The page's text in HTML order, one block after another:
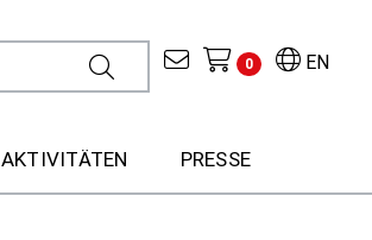
EN
0
AKTIVITÄTEN PRESSE